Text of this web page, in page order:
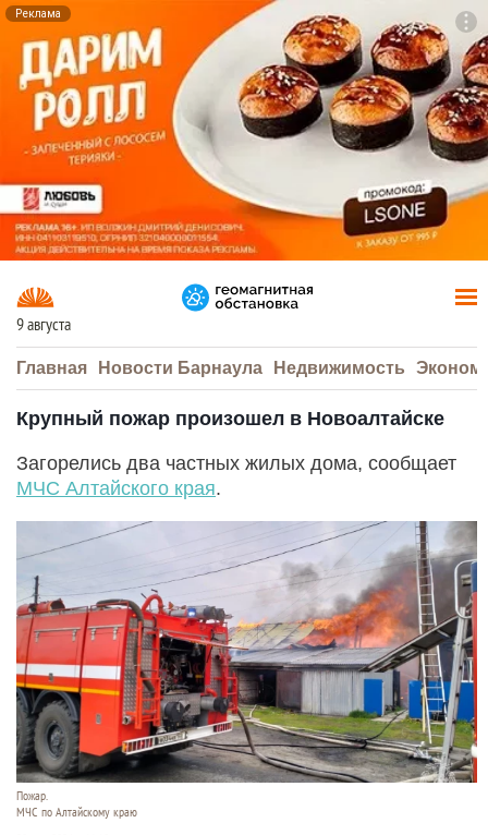
Реклама
9 августа
Главная Новости Барнаула Недвижимость
Крупный пожар произошел в Новоалтайске
Загорелись два частных жилых дома, сообщает
МЧС Алтайского края.
Пожар.
МЧС по Алтайскому краю